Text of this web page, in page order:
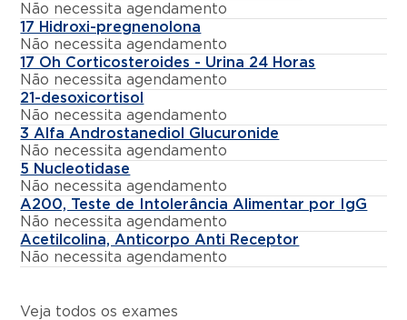
Não necessita agendamento
17 Hidroxi-pregnenolona
Não necessita agendamento
17 Oh Corticosteroides - Urina 24 Horas
Não necessita agendamento
21-desoxicortisol
Não necessita agendamento
3 Alfa Androstanediol Glucuronide
Não necessita agendamento
5 Nucleotidase
Não necessita agendamento
A200, Teste de Intolerância Alimentar por IgG
Não necessita agendamento
Acetilcolina, Anticorpo Anti Receptor
Não necessita agendamento
Veja todos os exames